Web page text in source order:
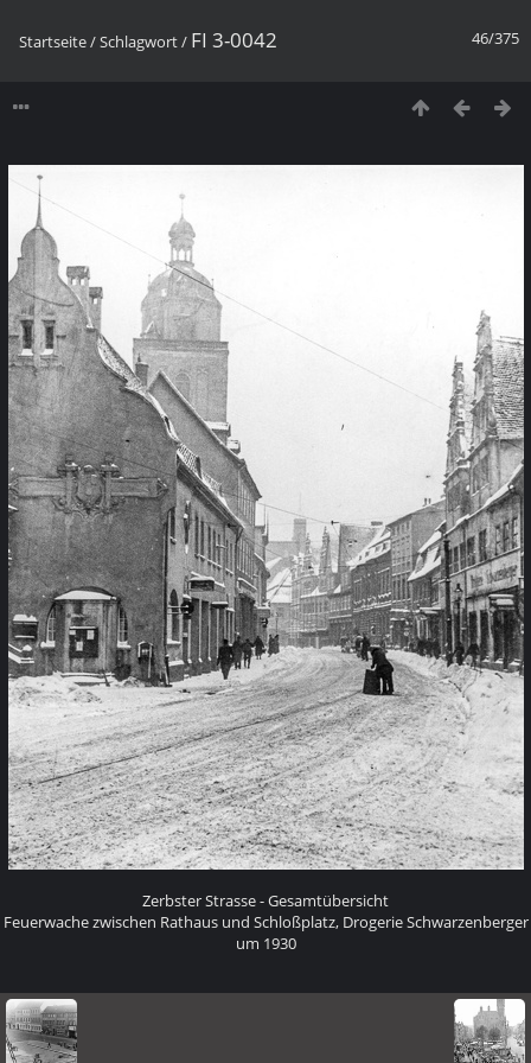
46/375
Startseite/Schlagwort/ FI 3-0042
Zerbster Strasse - Gesamtübersicht
Feuerwache zwischen Rathaus und Schloßplatz, Drogerie Schwarzenberger
um 1930